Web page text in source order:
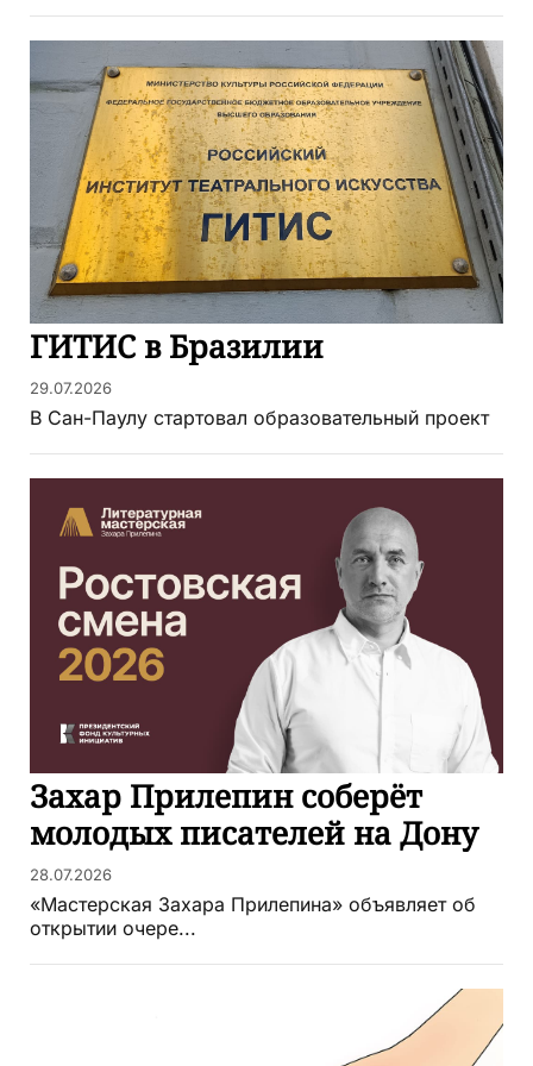
ГИТИС в Бразилии
29.07.2026
В Сан-Паулу стартовал образовательный проект
Захар Прилепин соберёт
молодых писателей на Дону
28.07.2026
«Мастерская Захара Прилепина» объявляет об
открытии очере...